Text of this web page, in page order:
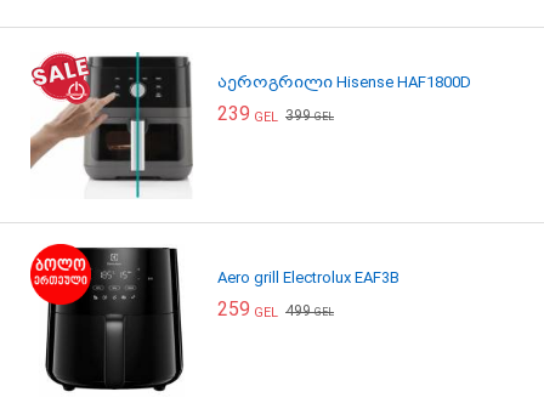
აეროგრილი Hisense HAF1800D
239 GEL 399GEL
Aero grill Electrolux EAF3B
259 GEL 499GEL